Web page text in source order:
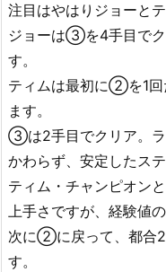
注目はやはりジョーとテ
ジョーは③を4手目で
す。
ティムは最初に②を1
ます。
③は2手目でクリア。ラ
かわらず、安定したステ
ティム・チャンピオン
上手さですが、経験値
次に②に戻って、都合2
す。